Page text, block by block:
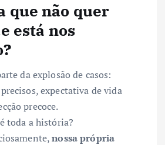
que não quer
está nos
da explosão de casos:
expectativa de vida
precoce.
toda a história?
nossa própria